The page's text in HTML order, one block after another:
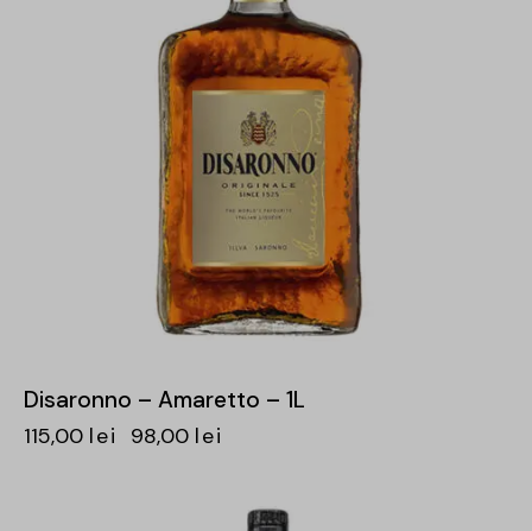
Disaronno – Amaretto – 1L
115,00 lei 98,00 lei